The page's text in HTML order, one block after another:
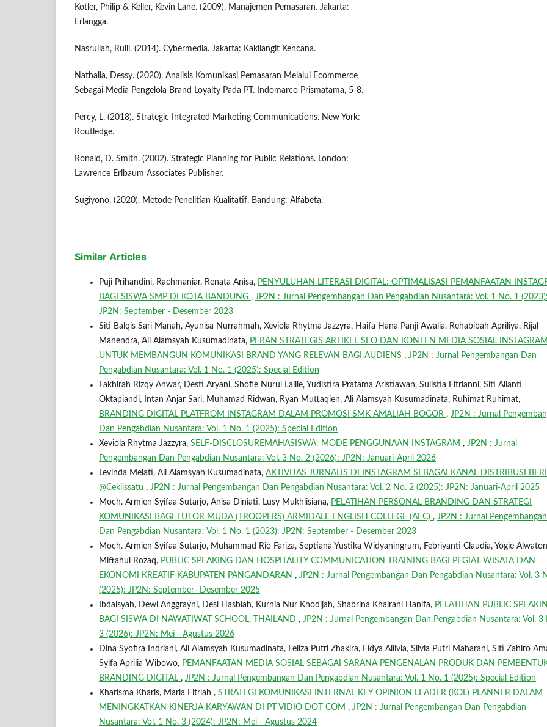
Kotler, Philip & Keller, Kevin Lane. (2009). Manajemen Pemasaran. Jakarta:
Erlangga.
Nasrullah, Rulli. (2014). Cybermedia. Jakarta: Kakilangit Kencana.
Nathalia, Dessy. (2020). Analisis Komunikasi Pemasaran Melalui Ecommerce
Sebagai Media Pengelola Brand Loyalty Pada PT. Indomarco Prismatama, 5-8.
Percy, L. (2018). Strategic Integrated Marketing Communications. New York:
Routledge.
Ronald, D. Smith. (2002). Strategic Planning for Public Relations. London:
Lawrence Erlbaum Associates Publisher.
Sugiyono. (2020). Metode Penelitian Kualitatif, Bandung: Alfabeta.
Similar Articles
Puji Prihandini, Rachmaniar, Renata Anisa, PENYULUHAN LITERASI DIGITAL: OPTIMALISASI PEMANFAATAN
BAGI SISWA SMP DI KOTA BANDUNG , JP2N : Jurnal Pengembangan Dan Pengabdian Nusantara: Vol. 1 No. 1 (2023):
JP2N: September - Desember 2023
Siti Balqis Sari Manah, Ayunisa Nurrahmah, Xeviola Rhytma Jazzyra, Haifa Hana Panji Awalia, Rehabibah Apriliya, Rijal
Mahendra, Ali Alamsyah Kusumadinata, PERAN STRATEGIS ARTIKEL SEO DAN KONTEN MEDIA SOSIAL INSTAGRAM
UNTUK MEMBANGUN KOMUNIKASI BRAND YANG RELEVAN BAGI AUDIENS , JP2N : Jurnal Pengembangan Dan
Pengabdian Nusantara: Vol. 1 No. 1 (2025): Special Edition
Fakhirah Rizqy Anwar, Desti Aryani, Shofie Nurul Lailie, Yudistira Pratama Aristiawan, Sulistia Fitrianni, Siti Alianti
Oktapiandi, Intan Anjar Sari, Muhamad Ridwan, Ryan Muttaqien, Ali Alamsyah Kusumadinata, Ruhimat Ruhimat,
BRANDING DIGITAL PLATFROM INSTAGRAM DALAM PROMOSI SMK AMALIAH BOGOR , JP2N : Jurnal
Dan Pengabdian Nusantara: Vol. 1 No. 1 (2025): Special Edition
Xeviola Rhytma Jazzyra, SELF-DISCLOSUREMAHASISWA: MODE PENGGUNAAN INSTAGRAM , JP2N : Jurnal
Pengembangan Dan Pengabdian Nusantara: Vol. 3 No. 2 (2026): JP2N: Januari-April 2026
Levinda Melati, Ali Alamsyah Kusumadinata, AKTIVITAS JURNALIS DI INSTAGRAM SEBAGAI KANAL DISTRIBUSI
@Ceklissatu , JP2N : Jurnal Pengembangan Dan Pengabdian Nusantara: Vol. 2 No. 2 (2025): JP2N: Januari-April 2025
Moch. Armien Syifaa Sutarjo, Anisa Diniati, Lusy Mukhlisiana, PELATIHAN PERSONAL BRANDING DAN STRATEGI
KOMUNIKASI BAGI TUTOR MUDA (TROOPERS) ARMIDALE ENGLISH COLLEGE (AEC) , JP2N : Jurnal Pengembangan
Dan Pengabdian Nusantara: Vol. 1 No. 1 (2023): JP2N: September - Desember 2023
Moch. Armien Syifaa Sutarjo, Muhammad Rio Fariza, Septiana Yustika Widyaningrum, Febriyanti Claudia, Yogie
Miftahul Rozaq, PUBLIC SPEAKING DAN HOSPITALITY COMMUNICATION TRAINING BAGI PEGIAT WISATA DAN
EKONOMI KREATIF KABUPATEN PANGANDARAN , JP2N : Jurnal Pengembangan Dan Pengabdian Nusantara: Vol. 3
(2025): JP2N: September- Desember 2025
Ibdalsyah, Dewi Anggrayni, Desi Hasbiah, Kurnia Nur Khodijah, Shabrina Khairani Hanifa, PELATIHAN PUBLIC
BAGI SISWA DI NAWATIWAT SCHOOL, THAILAND , JP2N : Jurnal Pengembangan Dan Pengabdian Nusantara: Vol. 3
3 (2026): JP2N: Mei - Agustus 2026
Dina Syofira Indriani, Ali Alamsyah Kusumadinata, Feliza Putri Zhakira, Fidya Allivia, Silvia Putri Maharani, Siti Zahiro
Syifa Aprilia Wibowo, PEMANFAATAN MEDIA SOSIAL SEBAGAI SARANA PENGENALAN PRODUK DAN
BRANDING DIGITAL , JP2N : Jurnal Pengembangan Dan Pengabdian Nusantara: Vol. 1 No. 1 (2025): Special Edition
Kharisma Kharis, Maria Fitriah , STRATEGI KOMUNIKASI INTERNAL KEY OPINION LEADER (KOL) PLANNER DALAM
MENINGKATKAN KINERJA KARYAWAN DI PT VIDIO DOT COM , JP2N : Jurnal Pengembangan Dan Pengabdian
Nusantara: Vol. 1 No. 3 (2024): JP2N: Mei - Agustus 2024